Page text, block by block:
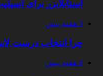
استابلایزر برای
3 هفته پیش
چرا انتخاب درست
4 هفته پیش